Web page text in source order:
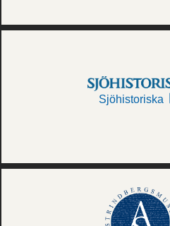
Sjöhistoriska